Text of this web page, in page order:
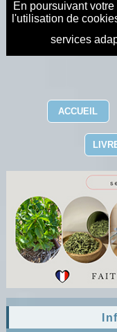
En poursuivant
l'utilisation de
services
ACCUEIL